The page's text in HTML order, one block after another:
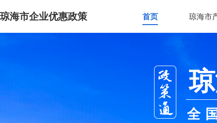
琼海市企业优惠政策 首页 琼海市
全